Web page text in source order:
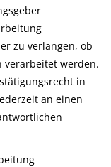
zu verlangen, ob
verarbeitet werden.
in
an einen